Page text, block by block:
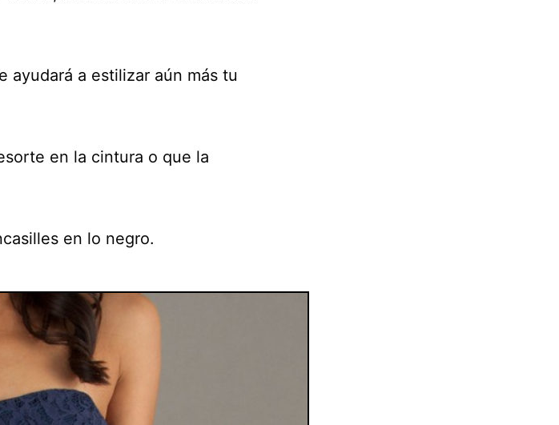
ayudará a estilizar aún más tu
en la cintura o que la
en lo negro.